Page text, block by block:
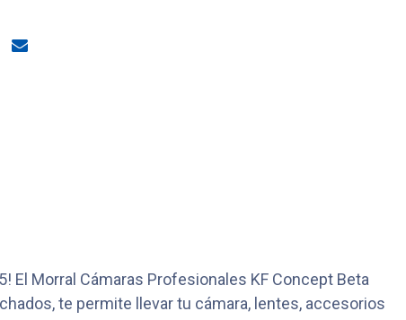
El Morral Cámaras Profesionales KF Concept Beta
te permite llevar tu cámara, lentes, accesorios